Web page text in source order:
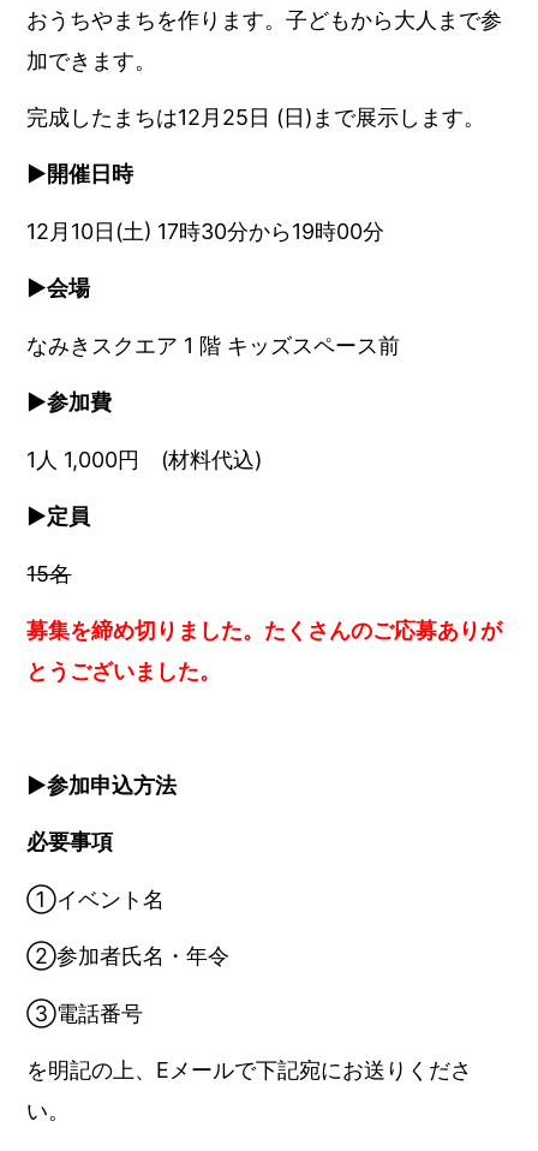
おうちやまちを作ります。子どもから大人まで参
加できます。
完成したまちは12月25日 (日)まで展示します。
▶︎開催日時
12月10日(土) 17時30分から19時00分
▶︎会場
なみきスクエア 1 階 キッズスペース前
▶︎参加費
1人 1,000円 (材料代込)
▶︎定員
15名
募集を締め切りました。たくさんのご応募ありが
とうございました。
▶︎参加申込方法
必要事項
①イベント名
②参加者氏名・年令
③電話番号
を明記の上、Eメールで下記宛にお送りくださ
い。